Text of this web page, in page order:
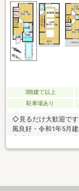
3階建て以上
駐車場あり
◇見るだけ大歓迎で
風良好・令和1年5月
利な立地・民泊運営
たい」「しっかり交